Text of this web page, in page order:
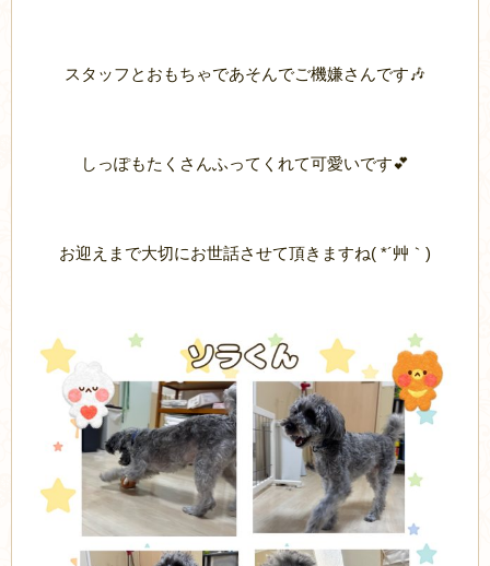
スタッフとおもちゃであそんでご機嫌さんです🎶
しっぽもたくさんふってくれて可愛いです💕
お迎えまで大切にお世話させて頂きますね( *´艸｀)